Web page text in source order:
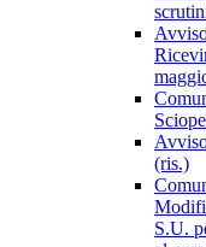
(ris.)
S.U.